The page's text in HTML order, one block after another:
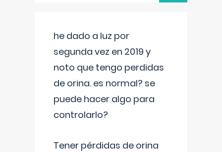
he dado a luz por
segunda vez en 2019 y
noto que tengo perdidas
de orina. es normal? se
puede hacer algo para
controlarlo?
Tener pérdidas de orina